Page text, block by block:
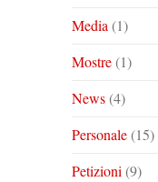
Media (1)
Mostre(1)
News(4)
Personale(15)
Petizioni (9)